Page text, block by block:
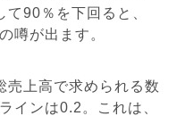
90％を下回ると、
噂が出ます。
売上高で求められる数
インは0.2。これは、